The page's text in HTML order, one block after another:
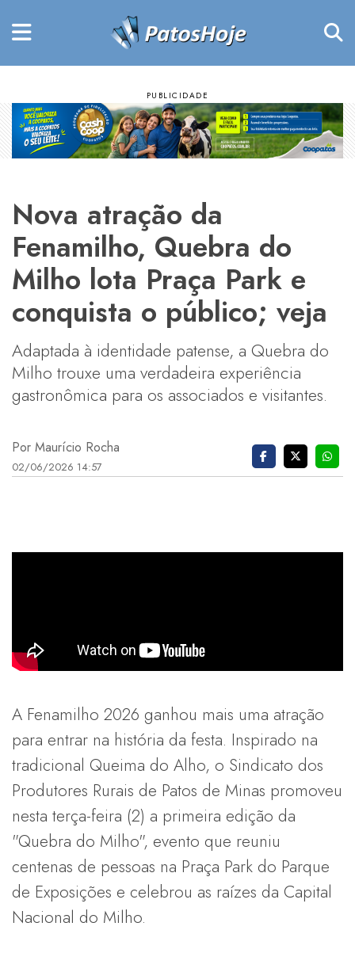
Nova atração da
Fenamilho, Quebra do
Milho lota Praça Park e
conquista o público; veja
Adaptada à identidade patense, a Quebra do
Milho trouxe uma verdadeira experiência
gastronômica para os associados e visitantes.
Por Maurício Rocha
02/06/2026 14:57
A Fenamilho 2026 ganhou mais uma atração
para entrar na história da festa. Inspirado na
tradicional Queima do Alho, o Sindicato dos
Produtores Rurais de Patos de Minas promoveu
nesta terça-feira (2) a primeira edição da
"Quebra do Milho", evento que reuniu
centenas de pessoas na Praça Park do Parque
de Exposições e celebrou as raízes da Capital
Nacional do Milho.